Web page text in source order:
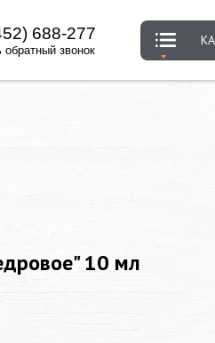
688-277
обратный звонок
10 мл